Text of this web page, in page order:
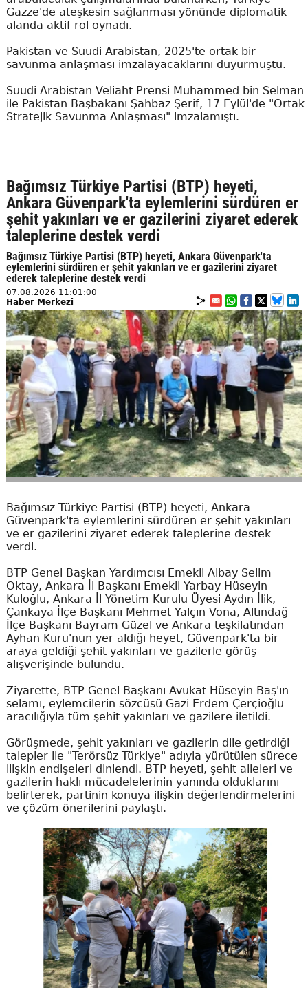
Gazze'de ateşkesin sağlanması yönünde diplomatik
alanda aktif rol oynadı.
Pakistan ve Suudi Arabistan, 2025'te ortak bir
savunma anlaşması imzalayacaklarını duyurmuştu.
Suudi Arabistan Veliaht Prensi Muhammed bin Selman
ile Pakistan Başbakanı Şahbaz Şerif, 17 Eylül'de "Ortak
Stratejik Savunma Anlaşması" imzalamıştı.
Bağımsız Türkiye Partisi (BTP) heyeti,
Ankara Güvenpark'ta eylemlerini sürdüren er
şehit yakınları ve er gazilerini ziyaret ederek
taleplerine destek verdi
Bağımsız Türkiye Partisi (BTP) heyeti, Ankara Güvenpark'ta
eylemlerini sürdüren er şehit yakınları ve er gazilerini ziyaret
ederek taleplerine destek verdi
07.08.2026 11:01:00
Haber Merkezi
Bağımsız Türkiye Partisi (BTP) heyeti, Ankara
Güvenpark'ta eylemlerini sürdüren er şehit yakınları
ve er gazilerini ziyaret ederek taleplerine destek
verdi.
BTP Genel Başkan Yardımcısı Emekli Albay Selim
Oktay, Ankara İl Başkanı Emekli Yarbay Hüseyin
Kuloğlu, Ankara İl Yönetim Kurulu Üyesi Aydın İlik,
Çankaya İlçe Başkanı Mehmet Yalçın Vona, Altındağ
İlçe Başkanı Bayram Güzel ve Ankara teşkilatından
Ayhan Kuru'nun yer aldığı heyet, Güvenpark'ta bir
araya geldiği şehit yakınları ve gazilerle görüş
alışverişinde bulundu.
Ziyarette, BTP Genel Başkanı Avukat Hüseyin Baş'ın
selamı, eylemcilerin sözcüsü Gazi Erdem Çerçioğlu
aracılığıyla tüm şehit yakınları ve gazilere iletildi.
Görüşmede, şehit yakınları ve gazilerin dile getirdiği
talepler ile "Terörsüz Türkiye" adıyla yürütülen sürece
ilişkin endişeleri dinlendi. BTP heyeti, şehit aileleri ve
gazilerin haklı mücadelelerinin yanında olduklarını
belirterek, partinin konuya ilişkin değerlendirmelerini
ve çözüm önerilerini paylaştı.